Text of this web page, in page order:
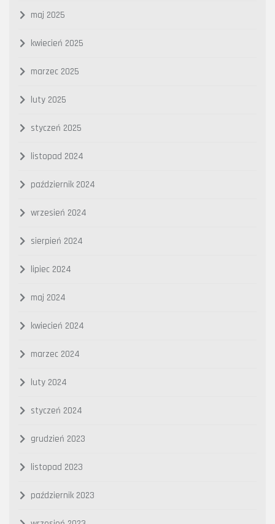
maj 2025
kwiecień 2025
marzec 2025
luty 2025
styczeń 2025
listopad 2024
październik 2024
wrzesień 2024
sierpień 2024
lipiec 2024
maj 2024
kwiecień 2024
marzec 2024
luty 2024
styczeń 2024
grudzień 2023
listopad 2023
październik 2023